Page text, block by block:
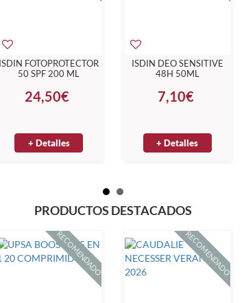
ISDIN FOTOPROTECTOR
50 SPF 200 ML
24,50€
+ Detalles
ISDIN DEO SENSITIVE
48H 50ML
7,10€
+ Detalles
PRODUCTOS DESTACADOS
RECOMENDADO RECOMENDADO